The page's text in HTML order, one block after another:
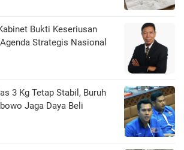
Bukti Keseriusan
Strategis Nasional
3 Kg Tetap Stabil, Buruh
Jaga Daya Beli